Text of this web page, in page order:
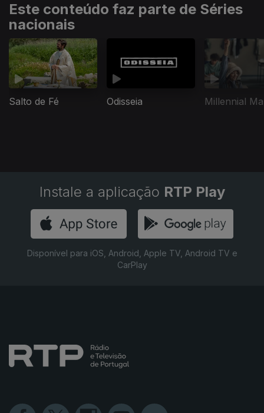
Este conteúdo faz parte de Séries
nacionais
Salto de Fé Odisseia Millennial
Instale a aplicação RTP Play
Disponível para iOS, Android, Apple TV, Android TV e
CarPlay